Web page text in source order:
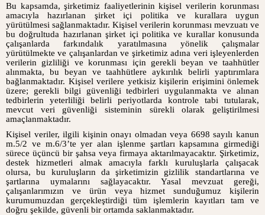
Bu kapsamda, şirketimiz faaliyetlerinin kişisel verilerin korunması
amacıyla hazırlanan şirket içi politika ve kurallara uygun
yürütülmesi sağlanmaktadır. Kişisel verilerin korunması mevzuatı ve
bu doğrultuda hazırlanan şirket içi politika ve kurallar konusunda
çalışanlarda farkındalık yaratılmasına yönelik çalışmalar
yürütülmekte ve çalışanlardan ve şirketimiz adına veri işleyenlerden
verilerin gizliliği ve korunması için gerekli beyan ve taahhütler
alınmakta, bu beyan ve taahhütlere aykırılık belirli yaptırımlara
bağlanmaktadır. Kişisel verilere yetkisiz kişilerin erişimini önlemek
üzere; gerekli bilgi güvenliği tedbirleri uygulanmakta ve alınan
tedbirlerin yeterliliği belirli periyotlarda kontrole tabi tutularak,
mevcut veri güvenliği sisteminin sürekli olarak geliştirilmesi
amaçlanmaktadır.
Kişisel veriler, ilgili kişinin onayı olmadan veya 6698 sayılı kanun
m.5/2 ve m.6/3’te yer alan işlenme şartları kapsamına girmediği
sürece üçüncü bir şahsa veya firmaya aktarılmayacaktır. Şirketimiz,
destek hizmetleri almak amacıyla farklı kuruluşlarla çalışacak
olursa, bu kuruluşların da şirketimizin gizlilik standartlarına ve
şartlarına uymalarını sağlayacaktır. Yasal mevzuat gereği,
çalışanlarımızın ve ürün veya hizmet sunduğumuz kişilerin
kurumumuzdan gerçekleştirdiği tüm işlemlerin kayıtları tam ve
doğru şekilde, güvenli bir ortamda saklanmaktadır.